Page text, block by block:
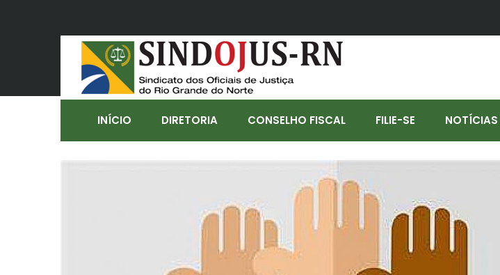
INÍCIO DIRETORIA CONSELHO FISCAL FILIE-SE NOTÍCIAS